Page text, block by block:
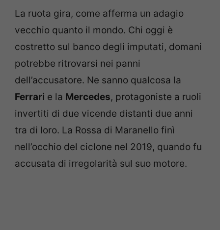
La ruota gira, come afferma un adagio
vecchio quanto il mondo. Chi oggi è
costretto sul banco degli imputati, domani
potrebbe ritrovarsi nei panni
dell’accusatore. Ne sanno qualcosa la
Ferrari e la Mercedes, protagoniste a ruoli
invertiti di due vicende distanti due anni
tra di loro. La Rossa di Maranello finì
nell’occhio del ciclone nel 2019, quando fu
accusata di irregolarità sul suo motore.